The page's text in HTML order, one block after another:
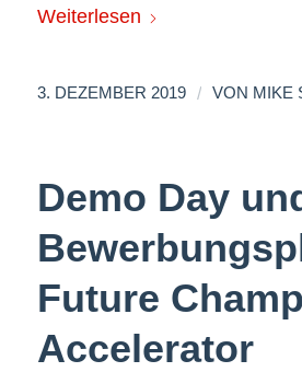
Weiterlesen
3. DEZEMBER 2019 / VON MIKE
Demo Day
Future
Accelerator